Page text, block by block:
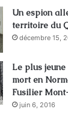
Un espion
territoire du
décembre 15,
Le plus
mort en
Fusilier
juin 6, 2016